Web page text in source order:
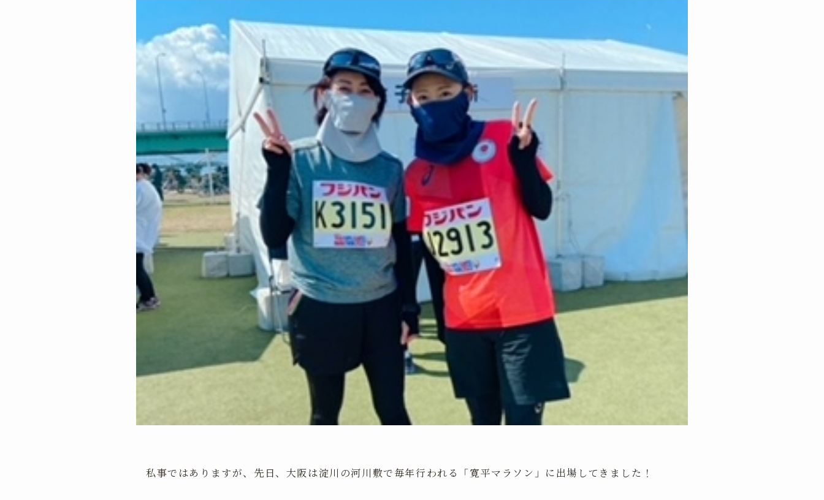
私事ではありますが、先日、大阪は淀川の河川敷で毎年行われる「寛平マラソン」に出場してきました！